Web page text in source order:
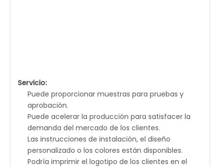
Servicio:
Puede proporcionar muestras para pruebas y
aprobación.
Puede acelerar la producción para satisfacer la
demanda del mercado de los clientes.
Las instrucciones de instalación, el diseño
personalizado o los colores están disponibles.
Podría imprimir el logotipo de los clientes en el